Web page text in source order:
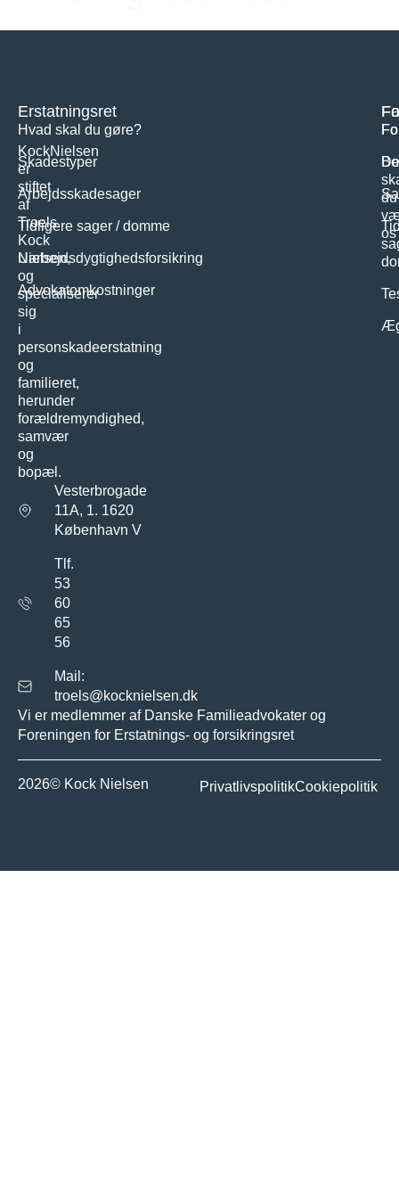
KockNielsen
er
stiftet
af
Troels
Kock
Nielsen,
og
specialiserer
sig
i
personskadeerstatning
og
familieret,
herunder
forældremyndighed,
samvær
og
bopæl.
Vesterbrogade
11A, 1. 1620
København V
Tlf.
53
60
65
56
Mail:
troels@kocknielsen.dk
Erstatningsret
Hvad skal du gøre?
Skadestyper
Arbejdsskadesager
Tidligere sager / domme
Uarbejdsdygtighedsforsikring
Advokatomkostninger
du
os
Vi er medlemmer af Danske Familieadvokater og
Foreningen for Erstatnings- og forsikringsret
2026© Kock Nielsen PrivatlivspolitikCookiepolitik